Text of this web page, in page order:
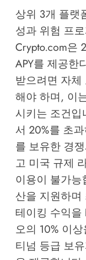
상위 3개 플랫
성과 위험 프
Crypto.com은
APY를 제공한
받으려면 자체
해야 하며, 이
시키는 조건입
서 20%를 초
를 보유한 경
고 미국 규제
이용이 불가
산을 지원하며
테이킹 수익을
오의 10% 이
티넘 등급 보